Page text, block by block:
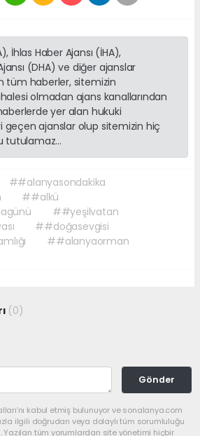
İhlas Haber Ajansı (İHA),
(DHA) ve diğer ajanslar
tüm haberler, sitemizin
olmadan ajans kanallarından
yer alan hukuki
ajanslar olup sitemizin hiç
tutulamaz...
##alanyasondakika
##alkü
##yeşilvatan
##doğasevgisi
##alanyaorman
(0)
Gönder
kabul etmiş bulunuyor ve sonalanya.com
ilgili doğrudan veya dolaylı tüm sorumluluğu
Yazılan tüm yorumlardan site yönetimi hiçbir